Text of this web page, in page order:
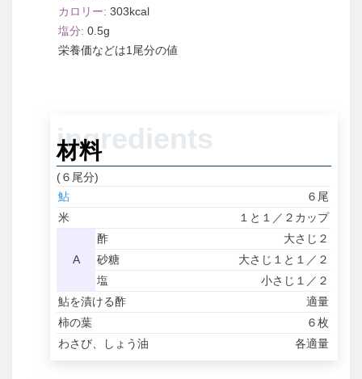
303
0.5
1尾分
材料
(６尾分)
鮎
６尾
米
１と１／２カップ
A
酢
大さじ２
砂糖
大さじ１と１／２
塩
小さじ１／２
鮎を漬ける酢
適量
柿の葉
６枚
わさび、しょう油
各適量